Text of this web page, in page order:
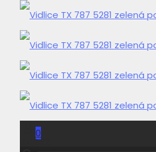
0
0,00 Kč